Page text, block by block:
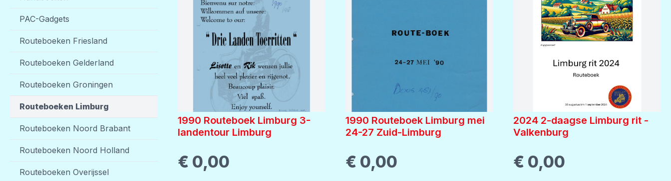
PAC-Gadgets
Routeboeken Friesland
Routeboeken Gelderland
Routeboeken Groningen
Routeboeken Limburg
Routeboeken Noord Brabant
Routeboeken Noord Holland
Routeboeken Overijssel
1990 Routeboek Limburg 3-
landentour Limburg
€ 0,00
1990 Routeboek Limburg mei
24-27 Zuid-Limburg
€ 0,00
2024 2-daagse Limburg rit -
Valkenburg
€ 0,00